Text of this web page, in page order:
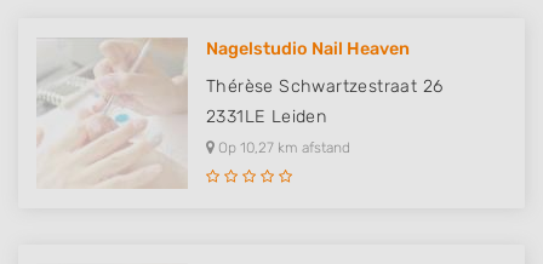
Nagelstudio Nail Heaven
Thérèse Schwartzestraat 26
2331LE Leiden
Op 10,27 km afstand